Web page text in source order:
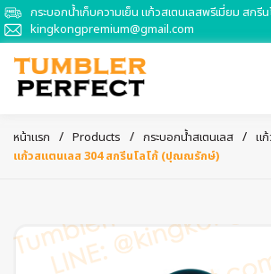
กระบอกน้ำเก็บความเย็น แก้วสเตนเลสพรีเมี่ยม สกรี
kingkongpremium@gmail.com
หน้าแรก / Products / กระบอกน้ำสเตนเลส / แ
แก้วสแตนเลส 304 สกรีนโลโก้ (ปุณณรักษ์)